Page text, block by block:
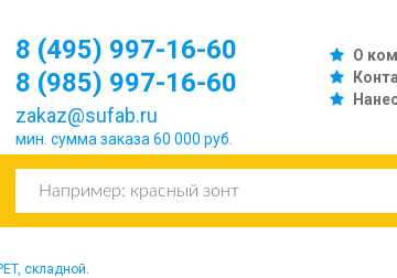
О
8 (495) 997-16-60
8 (985) 997-16-60
zakaz@sufab.ru
мин. сумма заказа 60 000 руб.
складной.